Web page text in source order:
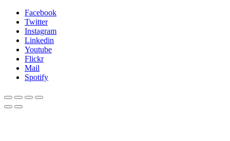
Facebook
Twitter
Instagram
Linkedin
Youtube
Flickr
Mail
Spotify